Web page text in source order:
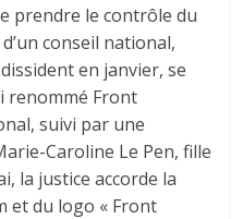
prendre le contrôle du
conseil national,
en janvier, se
renommé Front
suivi par une
Caroline Le Pen, fille
la justice accorde la
et du logo « Front